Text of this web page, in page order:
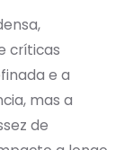
críticas
e a
mas a
de